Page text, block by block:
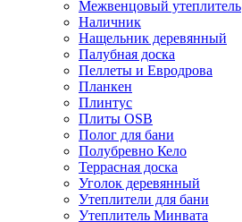
Межвенцовый утеплитель
Наличник
Нащельник деревянный
Палубная доска
Пеллеты и Евродрова
Планкен
Плинтус
Плиты OSB
Полог для бани
Полубревно Кело
Террасная доска
Уголок деревянный
Утеплители для бани
Утеплитель Минвата